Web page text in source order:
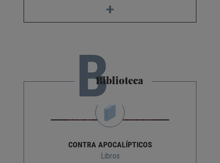
+
BBiblioteca
CONTRA APOCALÍPTICOS
Libros